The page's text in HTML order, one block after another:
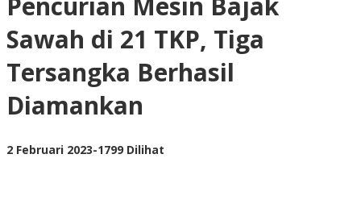
Bajak
Sawah
di
21
TKP,
Tiga
Sawah di 21 TKP, Tiga
Tersangka Berhasil
Diamankan
2 Februari 2023oleh
-1799 Dilihat